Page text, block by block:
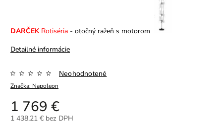
DARČEK Rotiséria - otočný ražeň s motorom
Detailné informácie
Značka: Napoleon
Neohodnotené
1 769 €
1 438,21 € bez DPH